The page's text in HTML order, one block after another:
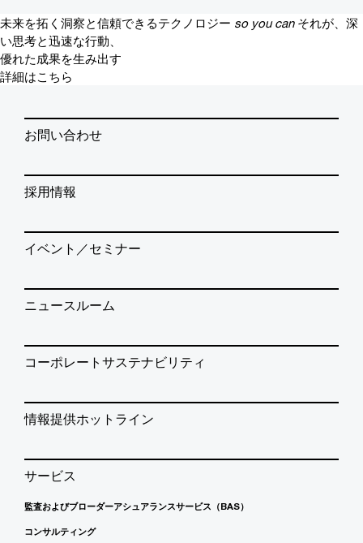
未来を拓く洞察と信頼できるテクノロジー so you can それが、深
い思考と迅速な行動、
優れた成果を生み出す
詳細はこちら
お問い合わせ
採用情報
イベント／セミナー
ニュースルーム
コーポレートサステナビリティ
情報提供ホットライン
サービス
監査およびブローダーアシュアランスサービス（BAS）
コンサルティング